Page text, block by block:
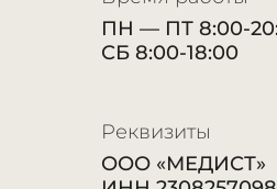
ПН — ПТ 8:00-
СБ 8:00-18:00
Реквизиты
ООО «МЕДИСТ»